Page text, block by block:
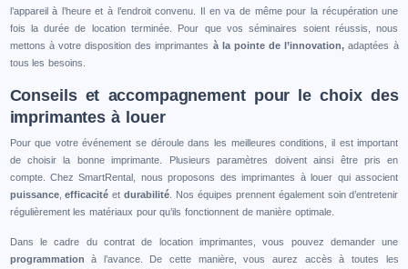
l’appareil à l’heure et à l’endroit convenu. Il en va de même pour la récupération une
fois la durée de location terminée. Pour que vos séminaires soient réussis, nous
mettons à votre disposition des imprimantes à la pointe de l’innovation,adaptées à
tous les besoins.
Conseils et accompagnement pour le choix des
imprimantes à louer
Pour que votre événement se déroule dans les meilleures conditions, il est important
de choisir la bonne imprimante. Plusieurs paramètres doivent ainsi être pris en
compte. Chez SmartRental, nous proposons des imprimantes à louer qui associent
puissance,efficacité etdurabilité . Nos équipes prennent également soin d’entretenir
régulièrement les matériaux pour qu’ils fonctionnent de manière optimale.
Dans le cadre du contrat de location imprimantes, vous pouvez demander une
programmationà l’avance. De cette manière, vous aurez accès à toutes les